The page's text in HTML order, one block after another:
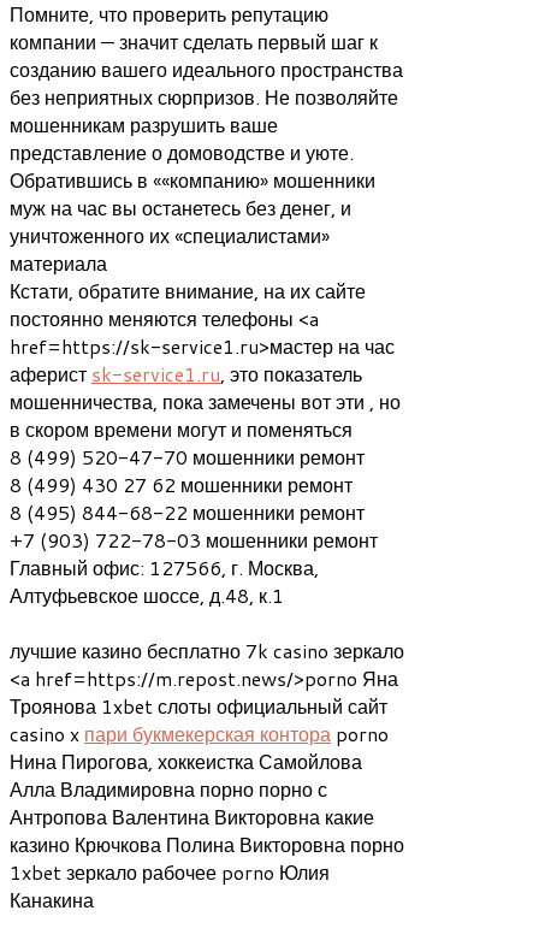
Помните, что проверить репутацию
компании — значит сделать первый шаг к
созданию вашего идеального пространства
без неприятных сюрпризов. Не позволяйте
мошенникам разрушить ваше
представление о домоводстве и уюте.
Обратившись в ««компанию» мошенники
муж на час вы останетесь без денег, и
уничтоженного их «специалистами»
материала
Кстати, обратите внимание, на их сайте
постоянно меняются телефоны <a
href=https://sk-service1.ru>мастер на час
аферист sk-service1.ru, это показатель
мошенничества, пока замечены вот эти , но
в скором времени могут и поменяться
8 (499) 520-47-70 мошенники ремонт
8 (499) 430 27 62 мошенники ремонт
8 (495) 844-68-22 мошенники ремонт
+7 (903) 722-78-03 мошенники ремонт
Главный офис: 127566, г. Москва,
Алтуфьевское шоссе, д.48, к.1
лучшие казино бесплатно 7k casino зеркало
<a href=https://m.repost.news/>porno Яна
Троянова 1xbet слоты официальный сайт
casino x пари букмекерская контора porno
Нина Пирогова, хоккеистка Самойлова
Алла Владимировна порно порно с
Антропова Валентина Викторовна какие
казино Крючкова Полина Викторовна порно
1xbet зеркало рабочее porno Юлия
Канакина